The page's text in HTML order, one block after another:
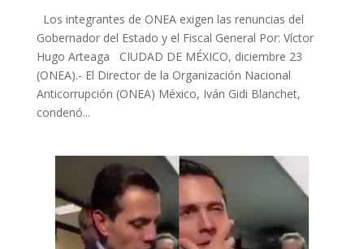
Los integrantes de ONEA exigen las renuncias del
Gobernador del Estado y el Fiscal General Por: Víctor
Hugo Arteaga CIUDAD DE MÉXICO, diciembre 23
(ONEA).- El Director de la Organización Nacional
Anticorrupción (ONEA) México, Iván Gidi Blanchet,
condenó...